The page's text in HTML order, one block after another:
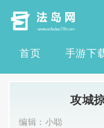
首页 手游下
攻城
编辑： 小聪